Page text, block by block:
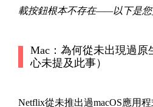
載按鈕根本不存在——以下是您
Mac：為何從未出現過
心未提及此事）
Netflix從未推出過macOS應用